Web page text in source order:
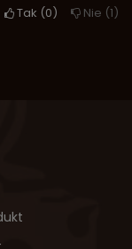
Tak 0 Nie 1